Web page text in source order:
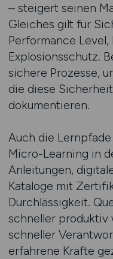
– steigert seinen
Gleiches gilt für
Performance
Explosionsschutz.
sichere Prozesse,
die diese
dokumentieren.
Auch die
Micro-Learning in
Anleitungen,
Kataloge mit
Durchlässigkeit.
schneller produktiv
schneller
erfahrene Kräfte